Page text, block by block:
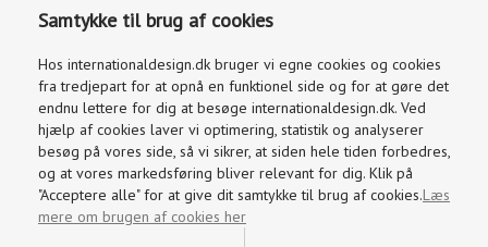
Samtykke til brug af cookies
Hos internationaldesign.dk bruger vi egne cookies og cookies
fra tredjepart for at opnå en funktionel side og for at gøre det
endnu lettere for dig at besøge internationaldesign.dk. Ved
hjælp af cookies laver vi optimering, statistik og analyserer
besøg på vores side, så vi sikrer, at siden hele tiden forbedres,
og at vores markedsføring bliver relevant for dig. Klik på
"Acceptere alle" for at give dit samtykke til brug af cookies.Læs
mere om brugen af cookies her
info@internationaldesign.dk